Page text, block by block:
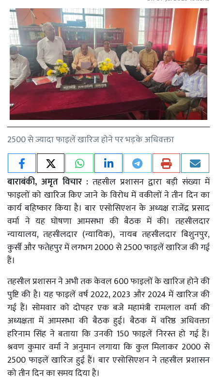
2500 से ज्यादा फाइलें खारिज होने पर भड़के अधिवक्ता
बाराबंकी, अमृत विचार : तहसील प्रशासन द्वारा बड़ी संख्या में
फाइलों को खारिज किए जाने के विरोध में वकीलों ने तीन दिन का
कार्य बहिष्कार किया है। बार एसोसिएशन के अध्यक्ष राजेंद्र प्रसाद
वर्मा ने यह घोषणा आमसभा की बैठक में की। तहसीलदार
न्यायालय, तहसीलदार (न्यायिक), नायब तहसीलदार बिशुनपुर,
कुर्सी और फतेहपुर में लगभग 2000 से 2500 फाइलें खारिज की गई
हैं।
तहसील प्रशासन ने अभी तक केवल 600 फाइलों के खारिज होने की
पुष्टि की है। यह फाइलें वर्ष 2022, 2023 और 2024 में खारिज की
गई हैं। सोमवार को दोपहर एक बजे महामंत्री रामलाल वर्मा की
अध्यक्षता में आमसभा की बैठक हुई। बैठक में वरिष्ठ अधिवक्ता
हरिनाम सिंह ने बताया कि उनकी 150 फाइलें निरस्त हो गई हैं।
श्रवण कुमार वर्मा ने अनुमान लगाया कि कुल मिलाकर 2000 से
2500 फाइलें खारिज हुई हैं। बार एसोसिएशन ने तहसील प्रशासन
को तीन दिन का समय दिया है।